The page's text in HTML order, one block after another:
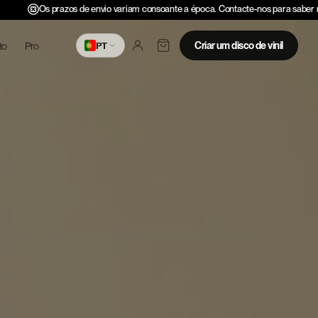
Os prazos de envio variam consoante a época. Contacte-nos para saber
Pro PT Criar um disco de vinil